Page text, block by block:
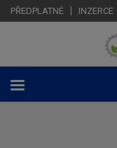
PŘEDPLATNÉ INZERCE